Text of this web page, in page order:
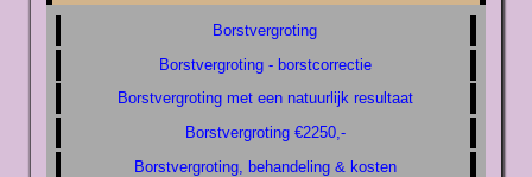
Borstvergroting
Borstvergroting - borstcorrectie
Borstvergroting met een natuurlijk resultaat
Borstvergroting €2250,-
Borstvergroting, behandeling & kosten